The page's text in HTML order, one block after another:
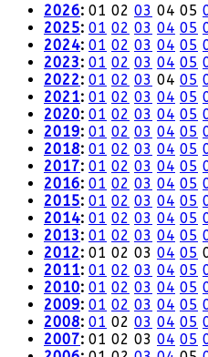
2026: 01 02 03 04 05
2025: 01 02 03 04 05
2024: 01 02 03 04 05
2023: 01 02 03 04 05
2022: 01 02 03 04 05
2021: 01 02 03 04 05
2020: 01 02 03 04 05
2019: 01 02 03 04 05
2018: 01 02 03 04 05
2017: 01 02 03 04 05
2016: 01 02 03 04 05
2015: 01 02 03 04 05
2014: 01 02 03 04 05
2013: 01 02 03 04 05
2012: 01 02 03 04 05
2011: 01 02 03 04 05
2010: 01 02 03 04 05
2009: 01 02 03 04 05
2008: 01 02 03 04 05
2007: 01 02 03 04 05